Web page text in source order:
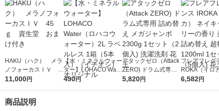
HAKU（ハク） メラ
ノフォーカスＩＶ 4
5ｇ 資生堂 おまけ
11,000円
【水・ミネラルウォー
ター】LOHACO Wate
r（ロハコウォータ
490円
アタックゼロ（Attack
ZERO) ドラム式専用
詰め替え メガジャン
5,820円
フレアフレグ
ROKA（イロ
イキッドリリ
6,582円
商品説明